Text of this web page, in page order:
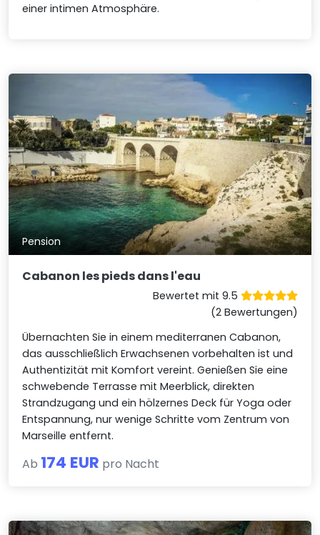
einer intimen Atmosphäre.
Pension
Cabanon les pieds dans l'eau
Bewertet mit 9.5
(2 Bewertungen)
Übernachten Sie in einem mediterranen Cabanon,
das ausschließlich Erwachsenen vorbehalten ist und
Authentizität mit Komfort vereint. Genießen Sie eine
schwebende Terrasse mit Meerblick, direkten
Strandzugang und ein hölzernes Deck für Yoga oder
Entspannung, nur wenige Schritte vom Zentrum von
Marseille entfernt.
Ab 174 EUR pro Nacht